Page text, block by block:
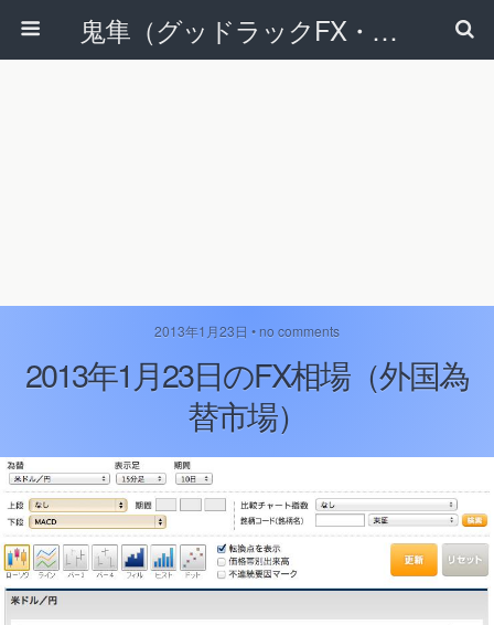
鬼隼（グッドラックFX・改）
2013年1月23日 • no comments
2013年1月23日のFX相場（外国為
替市場）